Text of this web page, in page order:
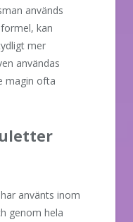
används
kan
mer
användas
magin ofta
använts inom
genom hela